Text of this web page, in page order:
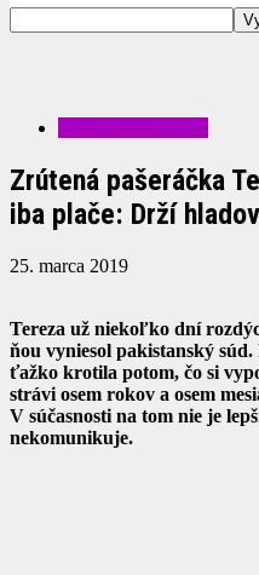
Zrútená pašeráčka
iba plače: Drží
25. marca 2019
Tereza už niekoľko dní
ňou vyniesol pakistanský
ťažko krotila potom, čo si
strávi osem rokov a osem
V súčasnosti na tom nie je
nekomunikuje.